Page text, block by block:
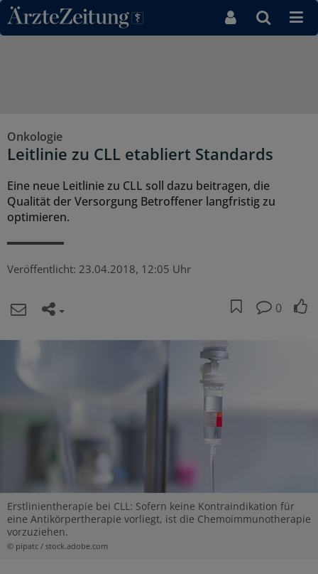
Direkt zum Inhaltsbereich
Onkologie
Leitlinie zu CLL etabliert Standards
Eine neue Leitlinie zu CLL soll dazu beitragen, die
Qualität der Versorgung Betroffener langfristig zu
optimieren.
Veröffentlicht: 23.04.2018, 12:05 Uhr
0
Erstlinientherapie bei CLL: Sofern keine Kontraindikation für
eine Antikörpertherapie vorliegt, ist die Chemoimmunotherapie
vorzuziehen.
© pipatc / stock.adobe.com